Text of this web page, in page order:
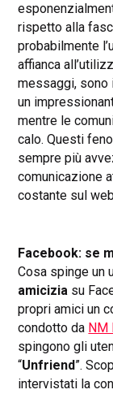
rispetto alla
probabilmente
affianca
messaggi, sono
un
mentre le
calo. Questi
sempre più
comunicazione
costante sul
Facebook: se
Cosa spinge un
amicizia su
propri amici un
condotto da NM
spingono gli
“Unfriend”.
intervistati la